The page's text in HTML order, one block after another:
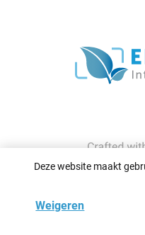
Deze website maakt
Weigeren